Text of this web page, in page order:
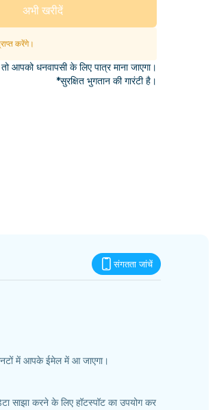
अभी खरीदें
करेंगे।
धनवापसी के लिए पात्र माना जाएगा।
*सुरक्षित भुगतान की गारंटी है।
संगतता जांचें
में आपके ईमेल में आ जाएगा।
साझा करने के लिए हॉटस्पॉट का उपयोग कर